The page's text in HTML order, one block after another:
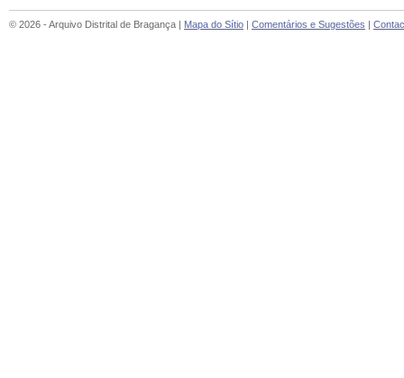
© 2026 - Arquivo Distrital de Bragança | Mapa do Sítio | Comentários e Sugestões |